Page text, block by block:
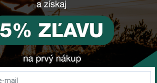
CHROMAG LIMBER
Kč
Rukavice CHROMAG SIGNAL
Kč